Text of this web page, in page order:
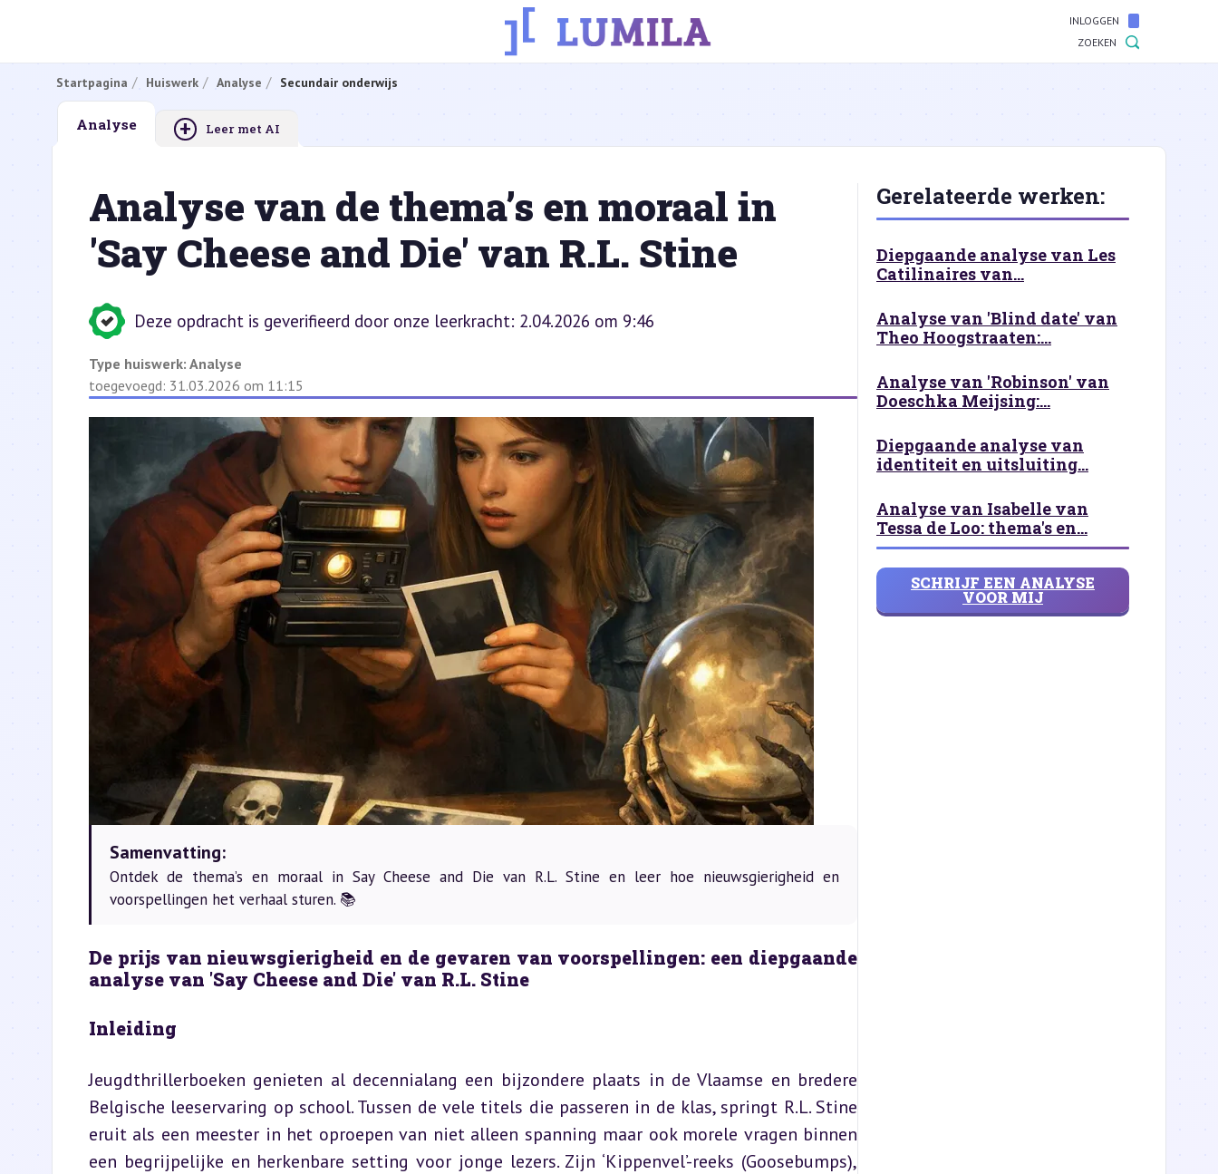
INLOGGEN
ZOEKEN
Startpagina Huiswerk Analyse Secundair onderwijs
Analyse + Leer met AI
Analyse van de thema’s en moraal in
'Say Cheese and Die' van R.L. Stine
Deze opdracht is geverifieerd door onze leerkracht: 2.04.2026 om 9:46
Type huiswerk: Analyse
toegevoegd: 31.03.2026 om 11:15
Samenvatting:
Ontdek de thema’s en moraal in Say Cheese and Die van R.L. Stine en leer hoe nieuwsgierigheid en
voorspellingen het verhaal sturen. 📚
De prijs van nieuwsgierigheid en de gevaren van voorspellingen: een diepgaande
analyse van 'Say Cheese and Die' van R.L. Stine
Inleiding
Jeugdthrillerboeken genieten al decennialang een bijzondere plaats in de Vlaamse en bredere
Belgische leeservaring op school. Tussen de vele titels die passeren in de klas, springt R.L. Stine
eruit als een meester in het oproepen van niet alleen spanning maar ook morele vragen binnen
een begrijpelijke en herkenbare setting voor jonge lezers. Zijn ‘Kippenvel’-reeks (Goosebumps),
Gerelateerde werken:
Diepgaande analyse van Les
Catilinaires van...
Analyse van 'Blind date' van
Theo Hoogstraaten:...
Analyse van 'Robinson' van
Doeschka Meijsing:...
Diepgaande analyse van
identiteit en uitsluiting...
Analyse van Isabelle van
Tessa de Loo: thema's en...
SCHRIJF EEN ANALYSE
VOOR MIJ